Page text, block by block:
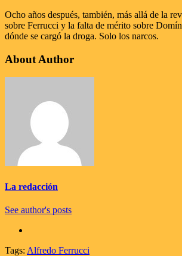
Ocho años después, también, más allá de la
sobre Ferrucci y la falta de mérito sobre
dónde se cargó la droga. Solo los narcos.
About Author
La redacción
See author's posts
Tags: Alfredo Ferrucci